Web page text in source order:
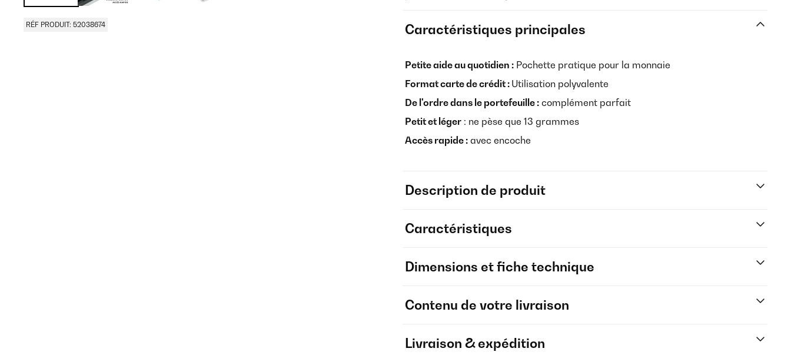
RÉF PRODUIT: 52038674 Caractéristiques principales
Petite aide au quotidien : Pochette pratique pour la monnaie
Format carte de crédit : Utilisation polyvalente
De l'ordre dans le portefeuille : complément parfait
Petit et léger : ne pèse que 13 grammes
Accès rapide : avec encoche
Description de produit
Caractéristiques
Dimensions et fiche technique
Contenu de votre livraison
Livraison & expédition